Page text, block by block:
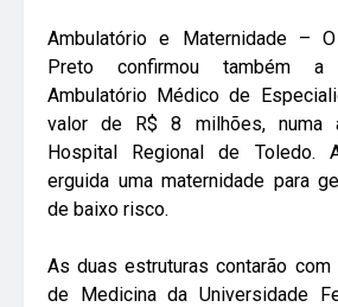
Ambulatório e Maternidade –
Preto confirmou também a
Ambulatório Médico de
valor de R$ 8 milhões, numa
Hospital Regional de Toledo.
erguida uma maternidade para
de baixo risco.
As duas estruturas contarão
de Medicina da Universidade